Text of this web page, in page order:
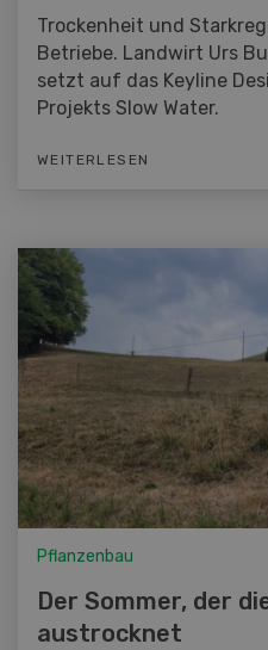
Trockenheit und
Betriebe. Landwirt Urs
setzt auf das Keyline
Projekts Slow Water.
WEITERLESEN
Pflanzenbau
Der Sommer, der
austrocknet